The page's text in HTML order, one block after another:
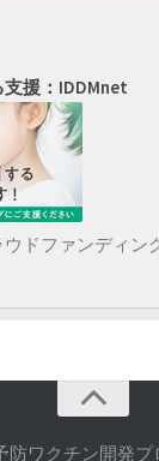
援：IDDMnet
ドファンディン
マ・ロードマップ
防ワクチン開発プ